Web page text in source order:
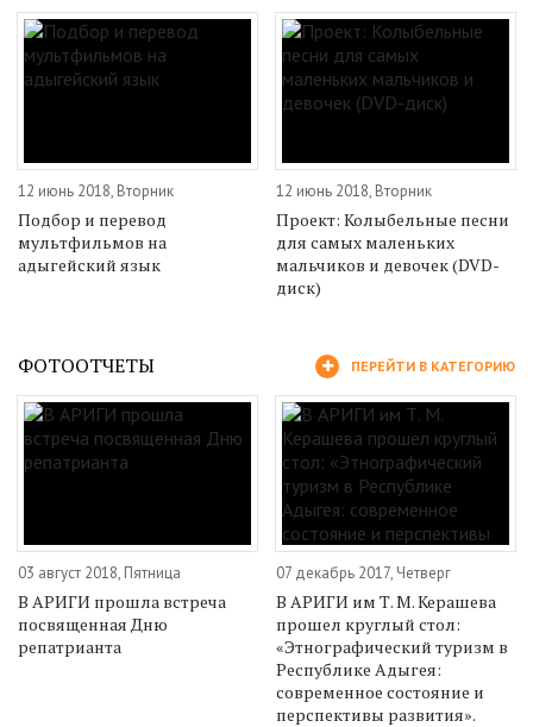
12 июнь 2018, Вторник
Подбор и перевод
мультфильмов на
адыгейский язык
12 июнь 2018, Вторник
Проект: Колыбельные песни
для самых маленьких
мальчиков и девочек (DVD-
диск)
ФОТООТЧЕТЫ ПЕРЕЙТИ В КАТЕГОРИЮ
03 август 2018, Пятница
В АРИГИ прошла встреча
посвященная Дню
репатрианта
07 декабрь 2017, Четверг
В АРИГИ им Т. М. Керашева
прошел круглый стол:
«Этнографический туризм в
Республике Адыгея:
современное состояние и
перспективы развития».